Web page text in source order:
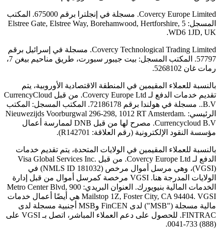
Covercy Europe Limited. مسجلة في إنجلترا برقم 675000. المكتب
المسجل: 5 Elstree Gate, Elstree Way, Borehamwood, Hertforshire,
WD6 1JD, UK.
Covercy Technological Trading Limited. مسجلة في إسرائيل برقم
57797. المكتب المسجل: بيت جيبور سبورت، طريق مناحيم بيغن 7،
رمات غان 5268102.
بالنسبة للعملاء المقيمين في المنطقة الاقتصادية الأوروبية، يتم
تقديم خدمات الدفع لـ Covercy Europe Ltd. من قبل CurrencyCloud
B.V.. مسجلة في هولندا برقم 72186178. المكتب المسجل: المكتب
الرئيسي: Nieuwezijds Voorburgwal 296-298, 1012 RT Amsterdam.
Currencycloud B.V. مصرح لها من قبل DNB لممارسة أعمال
مؤسسة النقود الإلكترونية (رقم العلاقة: R142701).
بالنسبة للعملاء المقيمين في الولايات المتحدة، يتم تقديم خدمات
الدفع لـ Covercy Europe Ltd. من قبل Visa Global Services Inc.
(VGSI)، وهي مرسل أموال مرخص (NMLS ID 181032) في
الولايات المدرجة هنا. VGSI مرخصة كمرسل أموال من قبل إدارة
الخدمات المالية بنيويورك. العنوان البريدي: 900 Metro Center Blvd,
Mailstop 1Z, Foster City, CA 94404. VGSI هي أيضًا أعمال خدمات
مالية مسجلة ("MSB") لدى FinCEN وMSB أجنبية مسجلة لدى
FINTRAC. للحصول على دعم العملاء المباشر، اتصل بـ VGSI على
(888) 733-0041.